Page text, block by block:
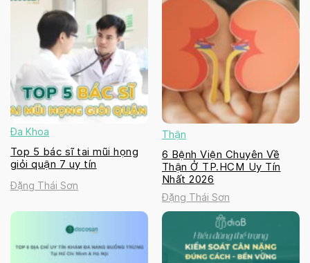
Đa Khoa
Top 5 bác sĩ tai mũi họng
giỏi quận 7 uy tín
Đặng Thái Sơn
Thận
6 Bệnh Viện Chuyên Về
Thận Ở TP.HCM Uy Tín
Nhất 2026
Đặng Thái Sơn